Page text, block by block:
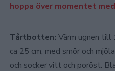
hoppa över momentet
Tårtbotten: Värm ugnen till
ca 25 cm, med smör och
och socker vitt och poröst.